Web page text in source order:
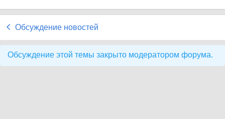
Обсуждение новостей
Обсуждение этой темы закрыто модератором форума.